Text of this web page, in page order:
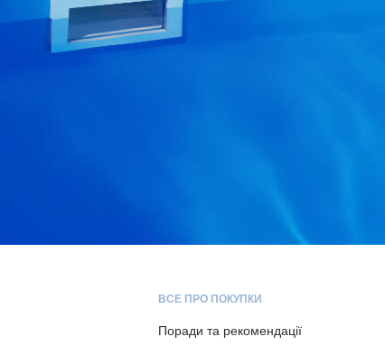
ВСЕ ПРО ПОКУПКИ
Поради та рекомендації